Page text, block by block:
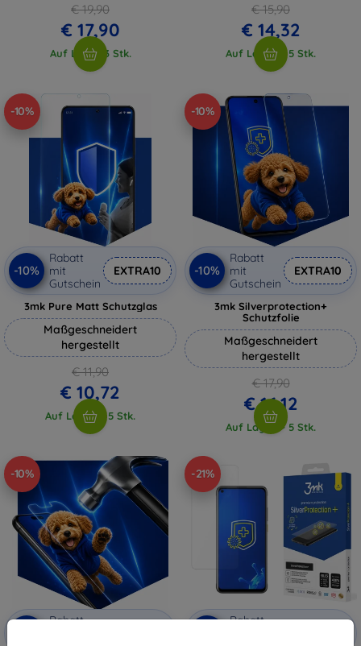
€ 19,90
€ 17,90
Auf Lager 3 Stk.
€ 15,90
€ 14,32
Auf Lager > 5 Stk.
-10%
-10%
Rabatt
mit
Gutschein
EXTRA10
3mk Pure Matt Schutzglas
Maßgeschneidert
hergestellt
€ 11,90
€ 10,72
Auf Lager > 5 Stk.
-10%
-10%
Rabatt
mit
Gutschein
EXTRA10
3mk Silverprotection+
Schutzfolie
Maßgeschneidert
hergestellt
€ 17,90
€ 16,12
Auf Lager > 5 Stk.
-10%
Rabatt
-21%
Rabatt